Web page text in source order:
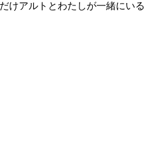
けアルトとわたしが一緒にいる